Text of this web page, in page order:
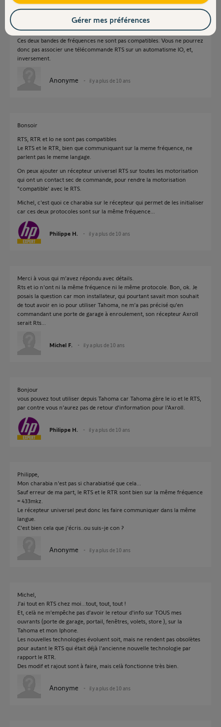
Un récepteur universel permet de les initialiser car ces deux protocoles
Or, vos volets en nouveau protocole universel IO est sous la fréquence
868mhz.
Ces deux bandes de fréquences ne sont pas compatibles. Vous ne pourrez
donc pas associer une télécommande RTS sur un automatisme IO, et,
inversement.
Anonyme il y a plus de 10 ans
Bonsoir
RTS, RTR et Io ne sont pas compatibles
Le RTS et le RTR, bien que communiquant sur la meme fréquence, ne
parlent pas le meme langage.
On peux ajouter un récepteur universel RTS sur toutes les motorisation
qui ont un contact sec de commande, pour rendre la motorisation
"compatible' avec le RTS.
Michel, c'est quoi ce charabia sur le récepteur qui permet de les initialiser
car ces deux protocoles sont sur la même fréquence...
Philippe H. il y a plus de 10 ans
Merci à vous qui m'avez répondu avec détails.
Rts et io n'ont ni la même fréquence ni le même protocole. Bon, ok. Je
posais la question car mon installateur, qui pourtant savait mon souhait
de tout avoir en io pour utiliser Tahoma, ne m'a pas précisé qu'en
commandant une porte de garage à enroulement, son récepteur Axroll
serait Rts...
Michel F. il y a plus de 10 ans
Bonjour
vous pouvez tout utiliser depuis Tahoma car Tahoma gère le io et le RTS,
par contre vous n’aurez pas de retour d'information pour l'Axroll.
Philippe H. il y a plus de 10 ans
Philippe,
Mon charabia n'est pas si charabiatisé que cela...
Sauf erreur de ma part, le RTS et le RTR sont bien sur la même fréquence
= 433mkz.
Le récepteur universel peut donc les faire communiquer dans la même
langue.
C'est bien cela que j'écris..ou suis-je con ?
Anonyme il y a plus de 10 ans
Michel,
J'ai tout en RTS chez moi...tout, tout, tout !
Et, celà ne m'empêche pas d'avoir le retour d'info sur TOUS mes
ouvrants (porte de garage, portail, fenêtres, volets, store ), sur la
Tahoma et mon Iphone.
Les nouvelles technologies évoluent soit, mais ne rendent pas obsolètes
pour autant le RTS qui était déjà l'ancienne nouvelle technologie par
rapport le RTR.
Des modif et rajout sont à faire, mais celà fonctionne très bien.
Anonyme il y a plus de 10 ans
Gérer mes préférences